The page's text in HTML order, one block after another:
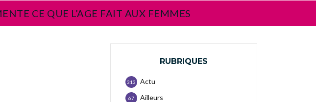
CE QUE L’AGE FAIT AUX FEMMES
RUBRIQUES
Actu
313
Ailleurs
67